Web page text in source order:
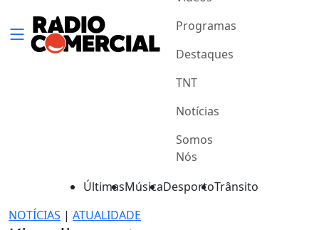
Programas
Destaques
TNT
Notícias
Somos
Nós
ÚltimasMúsicaDesportoTrânsito
NOTÍCIAS | ATUALIDADE